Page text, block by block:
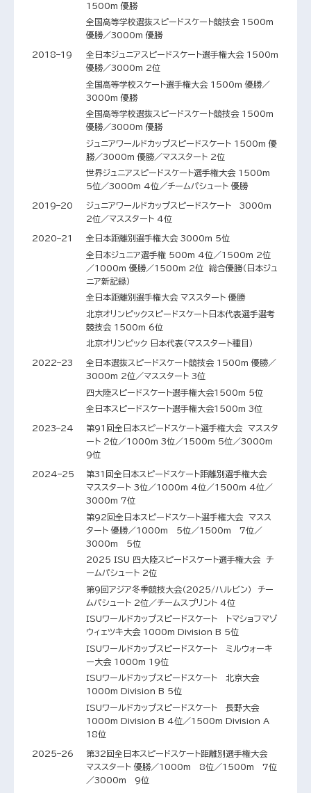
1500m 優勝
全国高等学校選抜スピードスケート競技会 1500m
優勝／3000m 優勝
2018–19
全日本ジュニアスピードスケート選手権大会 1500m
優勝／3000m 2位
全国高等学校スケート選手権大会 1500m 優勝／
3000m 優勝
全国高等学校選抜スピードスケート競技会 1500m
優勝／3000m 優勝
ジュニアワールドカップスピードスケート 1500m 優
勝／3000m 優勝／マススタート 2位
世界ジュニアスピードスケート選手権大会 1500m
5位／3000m 4位／チームパシュート 優勝
2019–20
ジュニアワールドカップスピードスケート 3000m
2位／マススタート 4位
2020–21
全日本距離別選手権大会 3000m 5位
全日本ジュニア選手権 500m 4位／1500m 2位
／1000m 優勝／1500m 2位 総合優勝（日本ジュ
ニア新記録）
全日本距離別選手権大会 マススタート 優勝
北京オリンピックスピードスケート日本代表選手選考
競技会 1500m 6位
北京オリンピック 日本代表（マススタート種目）
2022–23
全日本選抜スピードスケート競技会 1500m 優勝／
3000m 2位／マススタート 3位
四大陸スピードスケート選手権大会1500m 5位
全日本スピードスケート選手権大会1500m 3位
2023–24
第91回全日本スピードスケート選手権大会 マススタ
ート 2位／1000m 3位／1500m 5位／3000m
9位
2024–25
第31回全日本スピードスケート距離別選手権大会
マススタート 3位／1000m 4位／1500m 4位／
3000m 7位
第92回全日本スピードスケート選手権大会 マスス
タート 優勝／1000m 5位／1500m 7位／
3000m 5位
2025 ISU 四大陸スピードスケート選手権大会 チ
ームパシュート 2位
第9回アジア冬季競技大会（2025/ハルビン） チー
ムパシュート 2位／チームスプリント 4位
ISUワールドカップスピードスケート トマショフマゾ
ウィェツキ大会 1000m Division B 5位
ISUワールドカップスピードスケート ミルウォーキ
ー大会 1000m 19位
ISUワールドカップスピードスケート 北京大会
1000m Division B 5位
ISUワールドカップスピードスケート 長野大会
1000m Division B 4位／1500m Division A
18位
2025–26
第32回全日本スピードスケート距離別選手権大会
マススタート 優勝／1000m 8位／1500m 7位
／3000m 9位